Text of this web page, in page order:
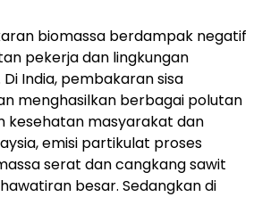
biomassa berdampak negatif
pekerja dan lingkungan
India, pembakaran sisa
menghasilkan berbagai polutan
kesehatan masyarakat dan
emisi partikulat proses
serat dan cangkang sawit
besar. Sedangkan di